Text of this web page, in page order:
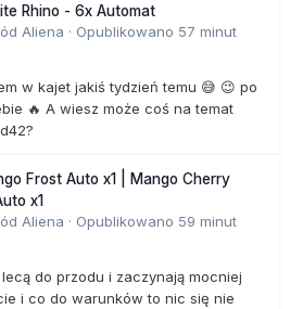
Rhino - 6x Automat
Aliena · Opublikowano 57 minut
w kajet jakiś tydzień temu 😅 😉 po
🔥 A wiesz może coś na temat
Frost Auto x1 | Mango Cherry
x1
Aliena · Opublikowano 59 minut
do przodu i zaczynają mocniej
i co do warunków to nic się nie